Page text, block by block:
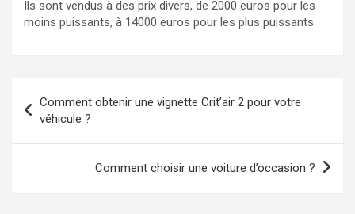
Ils sont vendus à des prix divers, de 2000 euros pour les
moins puissants, à 14000 euros pour les plus puissants.
de
l’article
Comment obtenir une vignette Crit’air 2 pour votre
véhicule ?
Comment choisir une voiture d’occasion ?